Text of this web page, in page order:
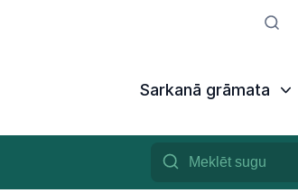
Sarkanā grāmata